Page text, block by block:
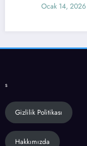
Ocak 14, 2026 belkide
s
Gizlilik Politikası
Hakkımızda